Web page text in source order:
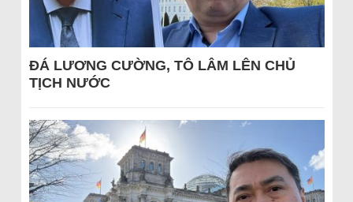
ĐÁ LƯƠNG CƯỜNG, TÔ LÂM LÊN CHỦ
TỊCH NƯỚC